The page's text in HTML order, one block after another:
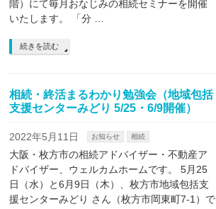
階）にて毎月おなじみの相続セミナーを開催
いたします。 「分 …
続きを読む
相続・終活まるわかり勉強会（地域包括
支援センターみどり 5/25・6/9開催）
2022年5月11日 お知らせ 相続
大阪・枚方市の相続アドバイザー・不動産ア
ドバイザー、ウェルカムホームです。 5月25
日（水）と6月9日（木）、枚方市地域包括支
援センターみどり さん（枚方市岡東町7-1）で